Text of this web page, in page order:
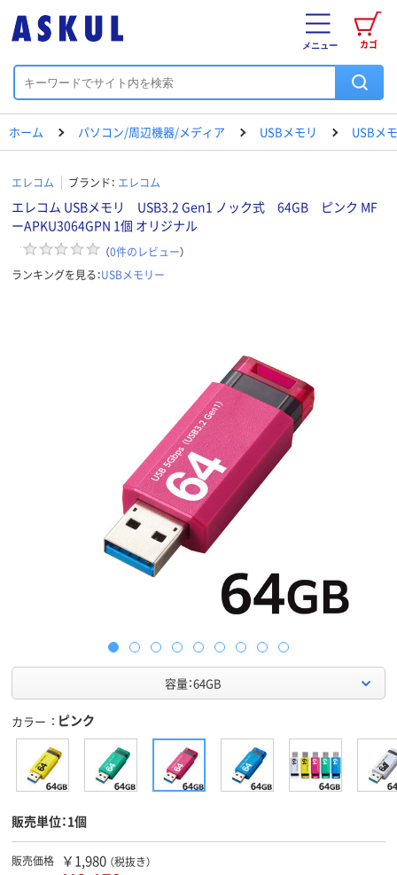
カゴ
メニュー
ホーム パソコン/周辺機器/メディア USBメモリ USBメ
エレコム ブランド： エレコム
エレコム USBメモリ USB3.2 Gen1 ノック式 64GB ピンク MF
ーAPKU3064GPN 1個 オリジナル
（0件のレビュー）
ランキングを見る：USBメモリー
容量：64GB
カラー ピンク
販売単位：1個
販売価格 ￥1,980 （税抜き）